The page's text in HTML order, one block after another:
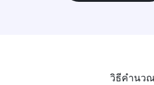
วิธีคำนว